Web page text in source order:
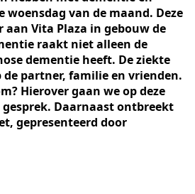
woensdag van de maand. Deze
aan Vita Plaza in gebouw de
raakt niet alleen de
dementie heeft. De ziekte
partner, familie en vrienden.
Hierover gaan we op deze
Daarnaast ontbreekt
gepresenteerd door